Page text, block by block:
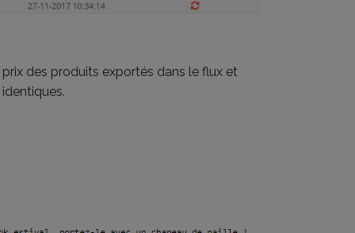
des produits exportés dans le flux et